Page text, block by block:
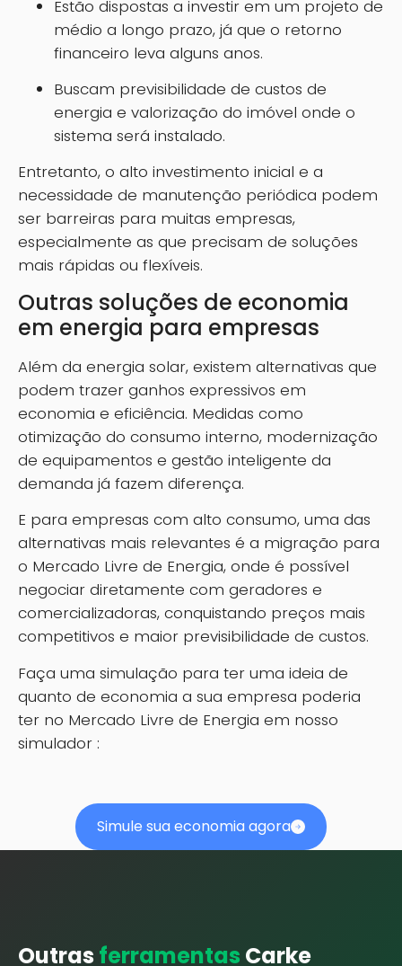
Estão dispostas a investir em um projeto de
médio a longo prazo, já que o retorno
financeiro leva alguns anos.
Buscam previsibilidade de custos de
energia e valorização do imóvel onde o
sistema será instalado.
Entretanto, o alto investimento inicial e a
necessidade de manutenção periódica podem
ser barreiras para muitas empresas,
especialmente as que precisam de soluções
mais rápidas ou flexíveis.
Outras soluções de economia
em energia para empresas
Além da energia solar, existem alternativas que
podem trazer ganhos expressivos em
economia e eficiência. Medidas como
otimização do consumo interno, modernização
de equipamentos e gestão inteligente da
demanda já fazem diferença.
E para empresas com alto consumo, uma das
alternativas mais relevantes é a migração para
o Mercado Livre de Energia, onde é possível
negociar diretamente com geradores e
comercializadoras, conquistando preços mais
competitivos e maior previsibilidade de custos.
Faça uma simulação para ter uma ideia de
quanto de economia a sua empresa poderia
ter no Mercado Livre de Energia em nosso
simulador :
Simule sua economia agora
Outras ferramentas Carke